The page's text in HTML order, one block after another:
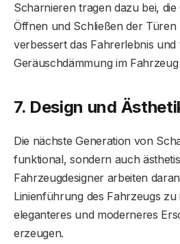
Scharnieren tragen dazu bei, die
Öffnen und Schließen der Türen
verbessert das Fahrerlebnis
Geräuschdämmung im Fahrzeug
7. Design und
Die nächste Generation von
funktional, sondern auch
Fahrzeugdesigner arbeiten
Linienführung des Fahrzeugs zu
eleganteres und moderneres
erzeugen.